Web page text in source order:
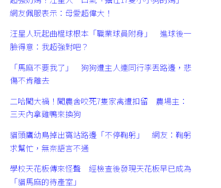
網友佩服表示：母愛超偉大！
汪星人玩起曲棍球根本「職業球員附身」 進球後一
臉得意：我超強對吧？
「馬麻不要我了」 狗狗遭主人連同行李丟路邊，悲
傷不肯離去
二哈闖大禍！闖農舍咬死7隻家禽遭扣留 農場主：
三天內拿雞鴨來換狗
貓頭鷹幼鳥掉出窩站路邊「不停鞠躬」 網友：鞠躬
求幫忙，無奈語言不通
學校天花板傳來怪聲 經檢查後發現天花板早已成為
「貓馬麻的待產室」